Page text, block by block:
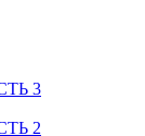
3
2